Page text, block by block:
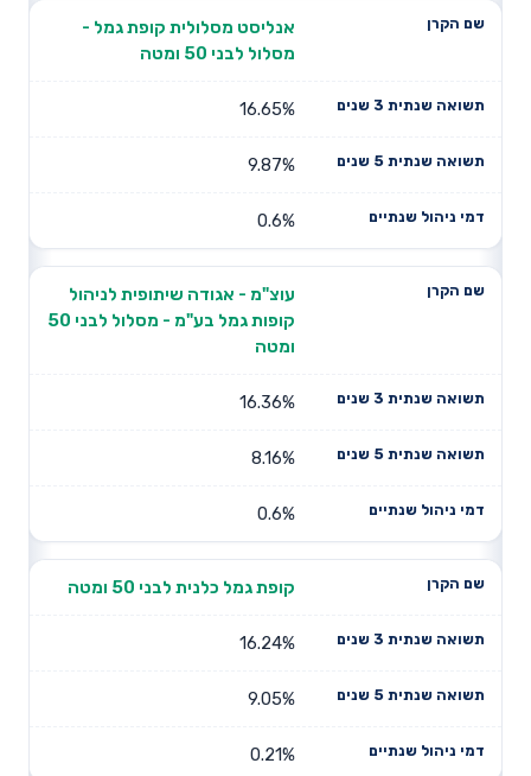
אנליסט מסלולית קופת גמל -
מסלול לבני 50 ומטה
16.65%
9.87%
0.6%
עוצ"מ - אגודה שיתופית לניהול
קופות גמל בע"מ - מסלול לבני 50
ומטה
16.36%
8.16%
0.6%
קופת גמל כלנית לבני 50 ומטה
16.24%
9.05%
0.21%